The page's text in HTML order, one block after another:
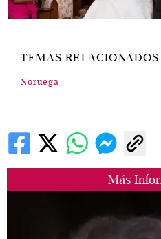
Más
TEMAS RELACIONADOS
Noruega